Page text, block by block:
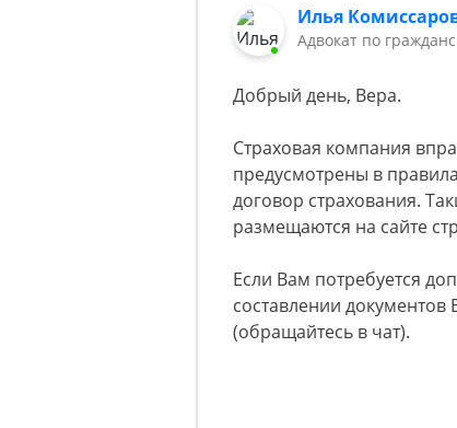
Илья
Адвокат по
Добрый день, Вера.
Страховая компания
предусмотрены в
договор страхования.
размещаются на сайте
Если Вам потребуется
составлении
(обращайтесь в чат).